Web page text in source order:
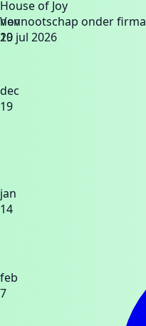
nov
10
dec
19
jan
14
feb
7
House of Joy
Vennootschap onder firma
29 jul 2026